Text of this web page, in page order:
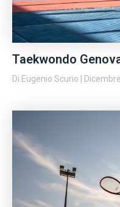
Taekwondo
Di Eugenio Scurio |